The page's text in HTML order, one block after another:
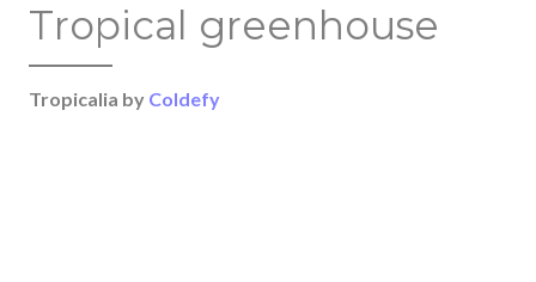
Tropical greenhouse
Tropicalia by Coldefy